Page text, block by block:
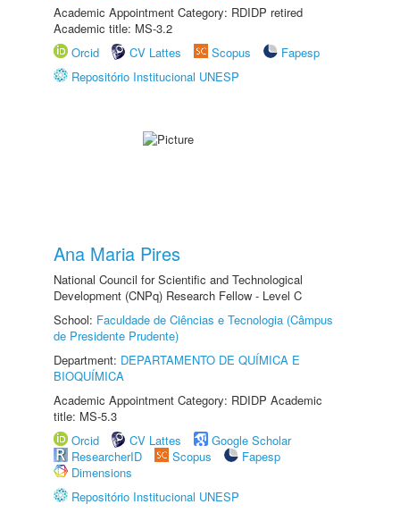
Academic Appointment Category: RDIDP retired
Academic title: MS-3.2
Orcid
CV Lattes Scopus
Fapesp
Repositório Institucional UNESP
Ana Maria Pires
National Council for Scientific and Technological
Development (CNPq) Research Fellow - Level C
School: Faculdade de Ciências e Tecnologia (Câmpus
de Presidente Prudente)
Department: DEPARTAMENTO DE QUÍMICA E
BIOQUÍMICA
Academic Appointment Category: RDIDP Academic
title: MS-5.3
Orcid
CV Lattes
Google Scholar
ResearcherID
Scopus
Fapesp
Dimensions
Repositório Institucional UNESP